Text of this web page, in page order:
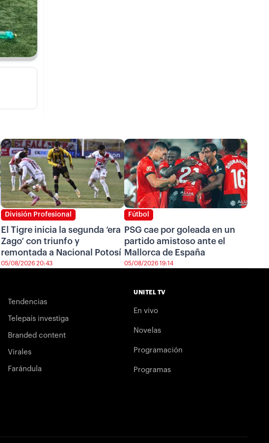
División Profesional
El Tigre inicia la segunda ‘era
Zago’ con triunfo y
remontada a Nacional Potosí
05/08/2026 20:43
Fútbol
PSG cae por goleada en un
partido amistoso ante el
Mallorca de España
05/08/2026 19:14
Tendencias
Telepaís investiga
Branded content
Virales
Farándula
UNITEL TV
En vivo
Novelas
Programación
Programas